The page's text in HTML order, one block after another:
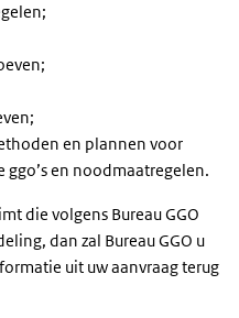
en plannen voor
ggo’sen noodmaatregelen.
die volgens BureauGGO
dan zal BureauGGO u
uit uw aanvraag terug